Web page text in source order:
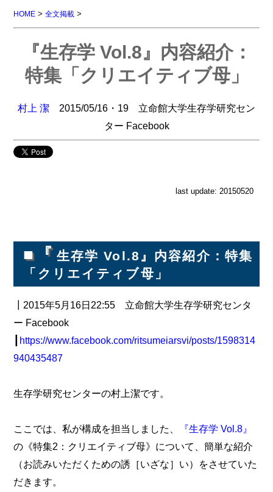
HOME >全文掲載 >
『生存学 Vol.8』内容紹介：
特集「クリエイティブ母」
村上 潔 2015/05/16・19 立命館大学生存学研究セン
ター Facebook
last update: 20150520
■『 生存学 Vol.8』内容紹介：特集
「クリエイティブ母」
┃2015年5月16日22:55 立命館大学生存学研究センタ
ー Facebook
https://www.facebook.com/ritsumeiarsvi/posts/1598314
940435487
生存学研究センターの村上潔です。
ここでは、私が構成を担当しました、
『生存学 Vol.8』
の《特集2：クリエイティブ母》について、簡単な紹介
（お読みいただくための誘［いざな］い）をさせていた
だきます。